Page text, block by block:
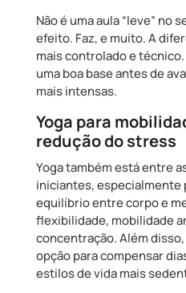
Não é uma aula “leve” no
efeito. Faz, e muito. A
mais controlado e
uma boa base antes de
mais intensas.
Yoga para
redução do stress
Yoga também está entre
iniciantes, especialmente
equilíbrio entre corpo e
flexibilidade, mobilidade
concentração. Além
opção para compensar
estilos de vida mais